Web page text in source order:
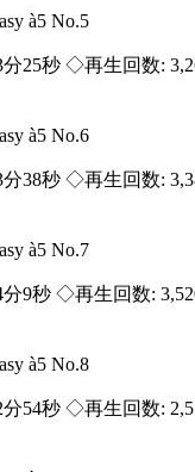
à5 No.5
25秒 ◇再生回数:
à5 No.6
38秒 ◇再生回数:
à5 No.7
9秒 ◇再生回数:
à5 No.8
54秒 ◇再生回数: